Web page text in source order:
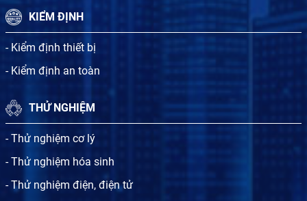
KIỂM ĐỊNH
- Kiểm định thiết bị
- Kiểm định an toàn
THỬ NGHIỆM
- Thử nghiệm cơ lý
- Thử nghiệm hóa sinh
- Thử nghiệm điện, điện tử